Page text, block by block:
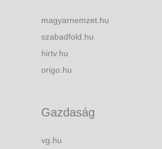
magyarnemzet.hu
szabadfold.hu
hirtv.hu
origo.hu
Gazdaság
vg.hu